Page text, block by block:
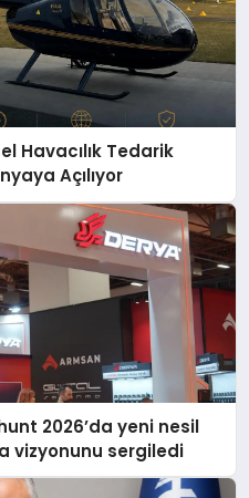
Havacılık Tedarik
Açılıyor
2026’da yeni nesil
vizyonunu sergiledi